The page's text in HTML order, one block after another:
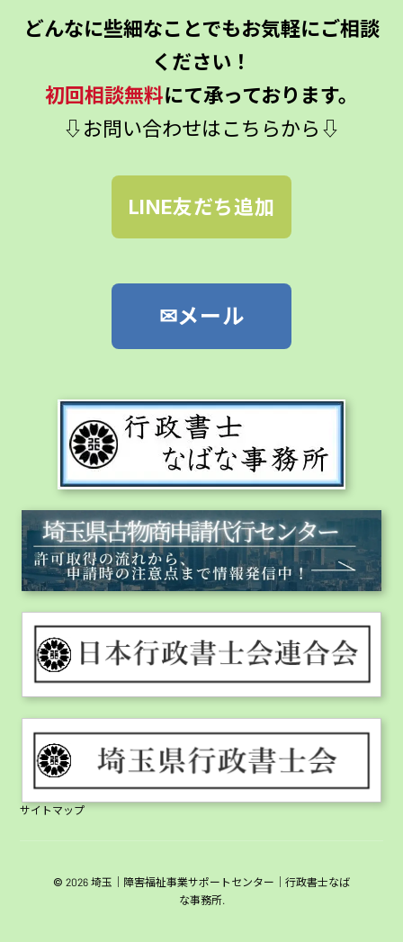
どんなに些細なことでもお気軽にご相談
ください！
初回相談無料にて承っております。
⇩お問い合わせはこちらから⇩
LINE友だち追加
✉メール
サイトマップ
© 2026 埼玉｜障害福祉事業サポートセンター｜行政書士なば
な事務所.